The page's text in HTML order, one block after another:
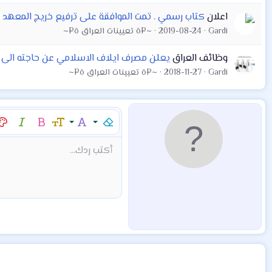
اعلانكتاب رسمي . تمت الموافقة على ترفيع خريج المعهد
Gardi
2019-08-24 ~¤ô تعيينات العراق ô¤~
وظائف العراق يعلن مصرف ايلاف الاسلامي عن حاجته الى
Gardi
2018-11-27 ~¤ô تعيينات العراق ô¤~
إزالة التنسيقعائلة الخط
Arial
Book Antiqua
Trebuchet MS
حجم الخط
9
10
26
غامق مائل
نص مخفي مضمن
إقتباسشراء المنتجMod:Alert
Mod:Warning
Mod:Infoإدراج خط أفقي
محتوى مخفي
كودأكتب ردك...